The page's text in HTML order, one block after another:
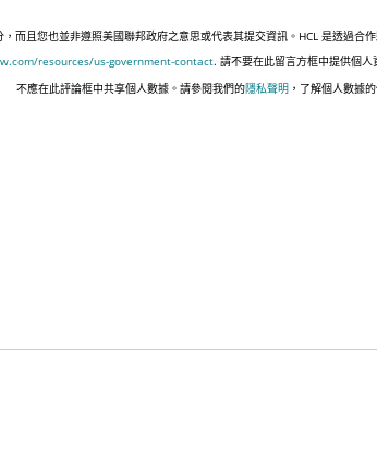
而且您也並非遵照美國聯邦政府之意思或代表其提交資訊。HCL 是透過合
resources/us-government-contact. 請不要在此留言方框中提供個人
不應在此評論框中共享個人數據。請參閱我們的隱私聲明 ，了解個人數據